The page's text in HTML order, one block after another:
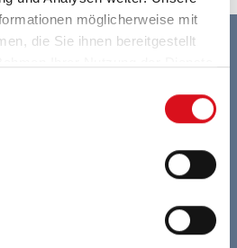
möglicherweise mit
die Sie ihnen bereitgestellt
flexible Lieferzeiten
bei der Risikobewertung
in Länge und